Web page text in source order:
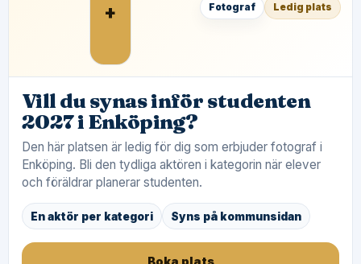
+ Fotograf Ledig plats
Vill du synas inför studenten
2027 i Enköping?
Den här platsen är ledig för dig som erbjuder fotograf i
Enköping. Bli den tydliga aktören i kategorin när elever
och föräldrar planerar studenten.
En aktör per kategori Syns på kommunsidan
Boka plats